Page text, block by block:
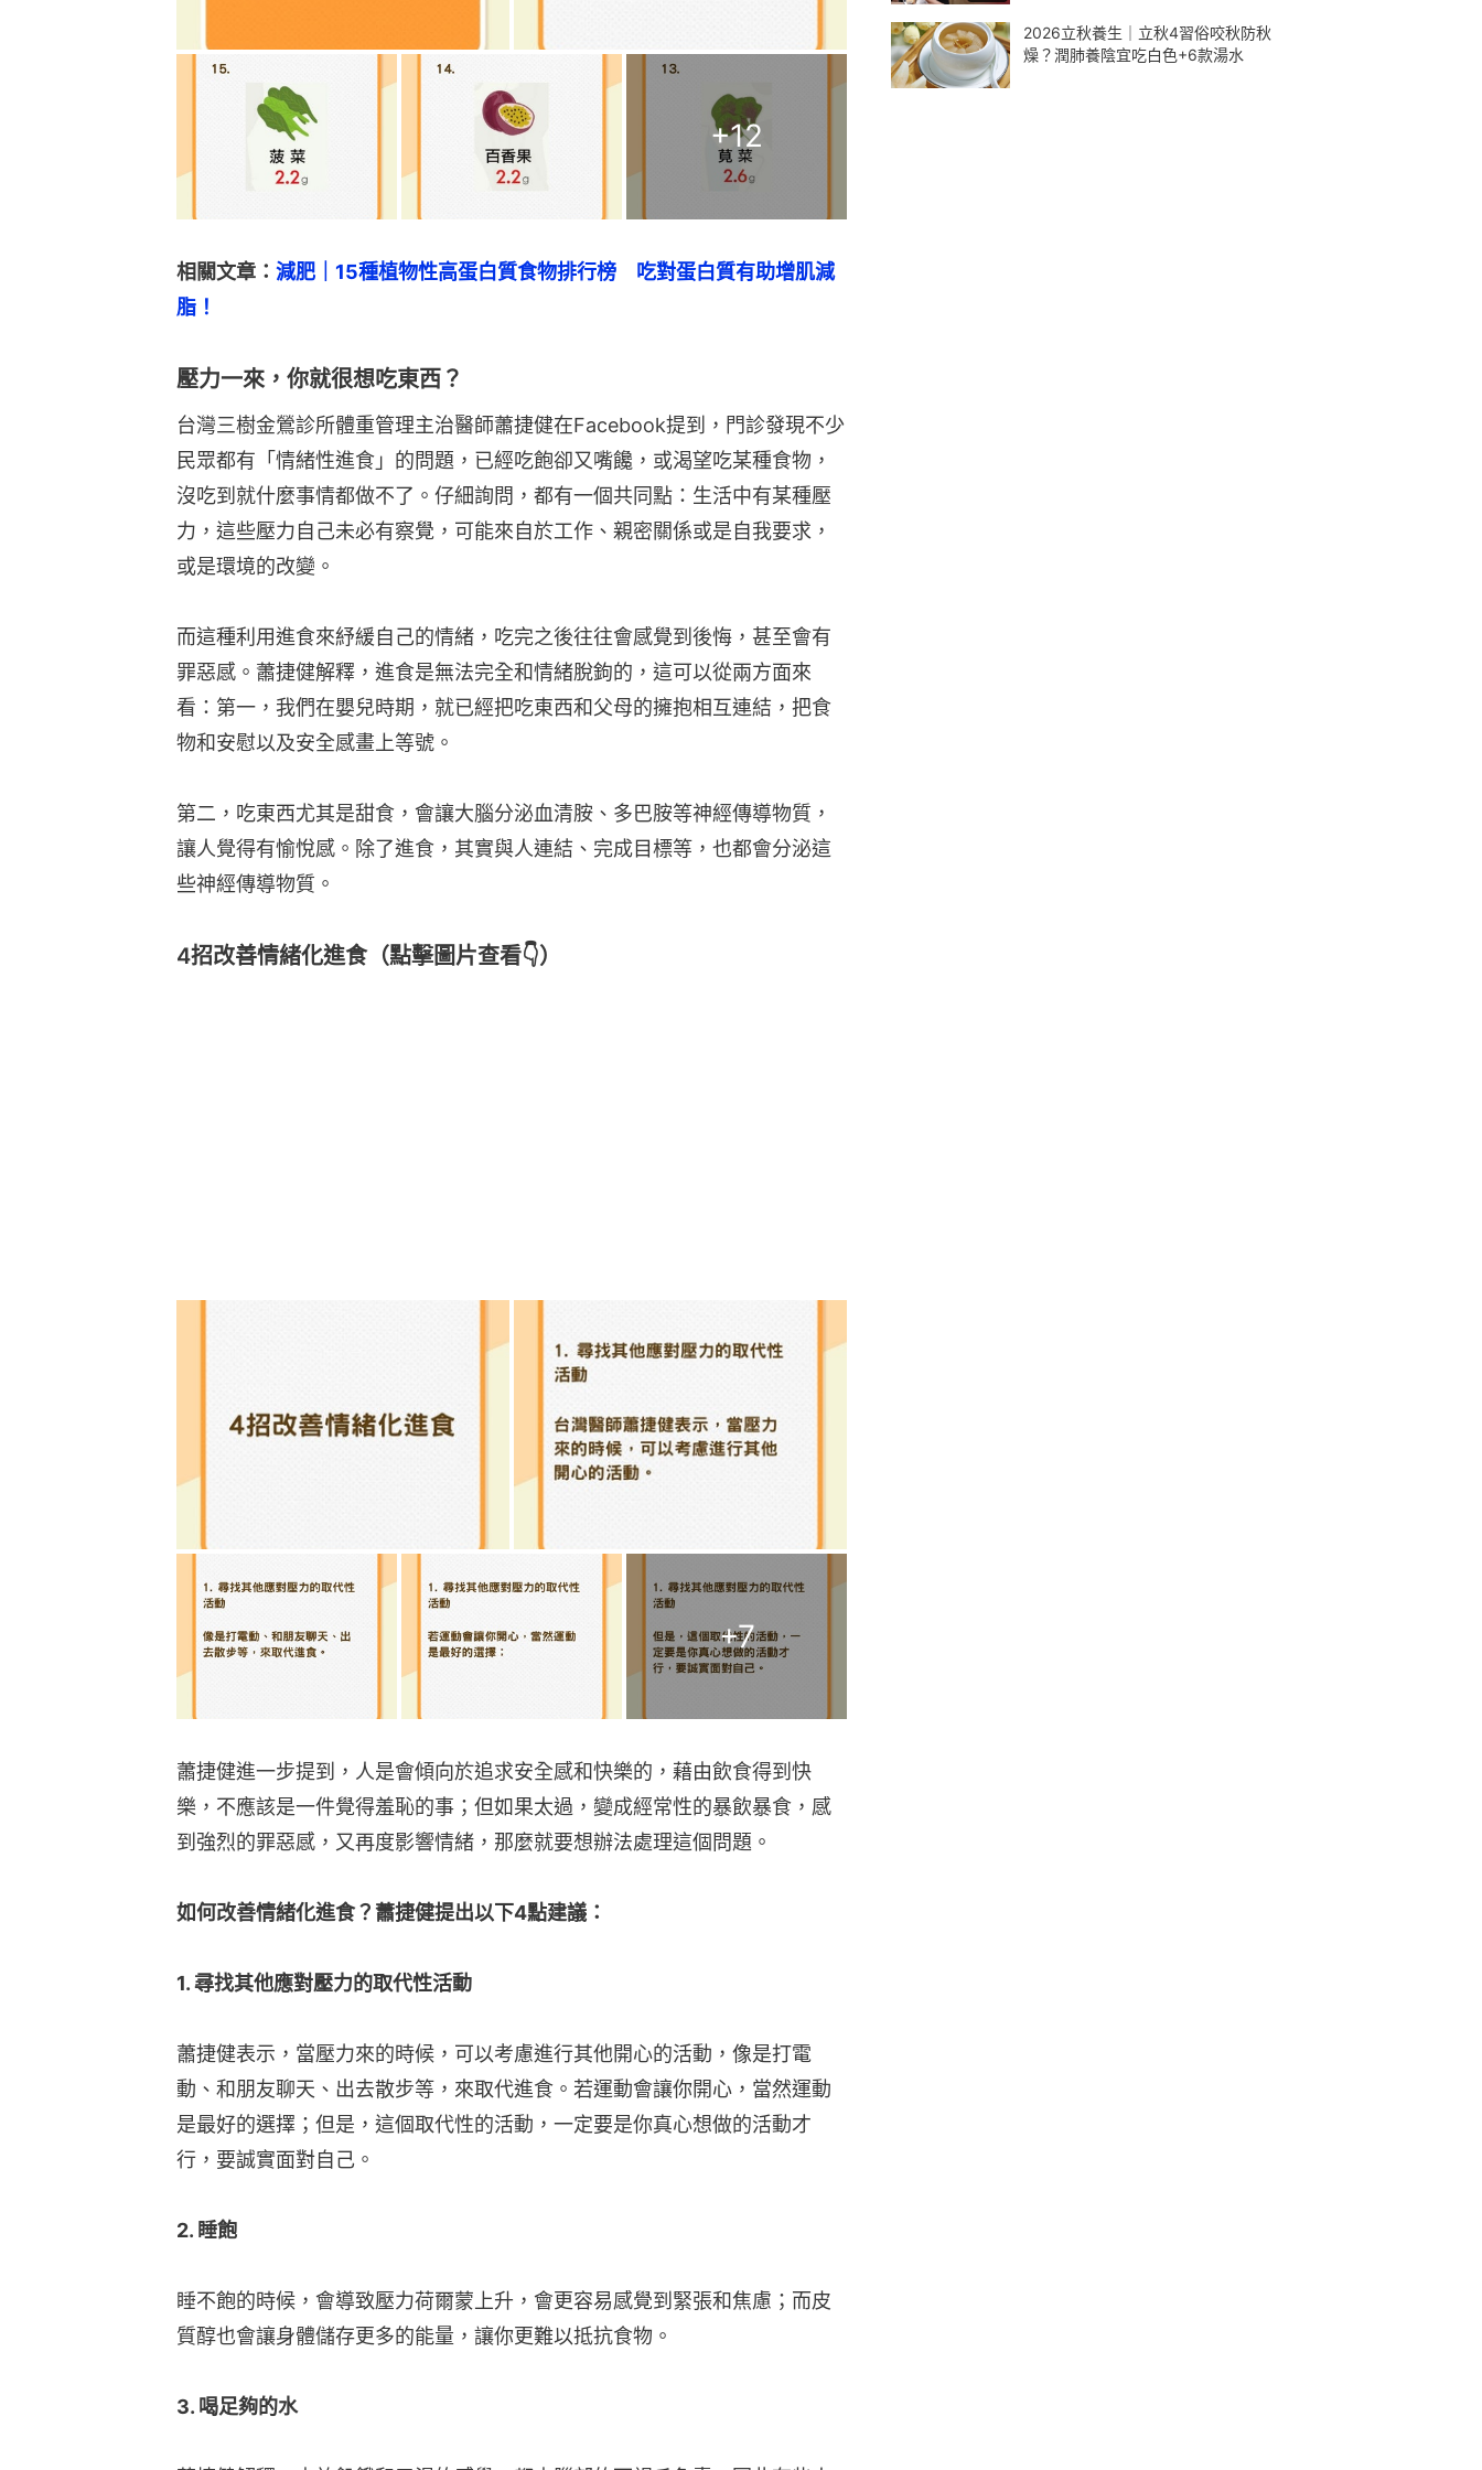
+12
相關文章： 減肥｜15種植物性高蛋白質食物排行榜　吃對蛋白質有助增肌減
脂！
壓力一來，你就很想吃東西？
台灣三樹金鶯診所體重管理主治醫師蕭捷健在Facebook提到，門診發現不少
民眾都有「情緒性進食」的問題，已經吃飽卻又嘴饞，或渴望吃某種食物，
沒吃到就什麼事情都做不了。仔細詢問，都有一個共同點：生活中有某種壓
力，這些壓力自己未必有察覺，可能來自於工作、親密關係或是自我要求，
或是環境的改變。
而這種利用進食來紓緩自己的情緒，吃完之後往往會感覺到後悔，甚至會有
罪惡感。蕭捷健解釋，進食是無法完全和情緒脫鉤的，這可以從兩方面來
看：第一，我們在嬰兒時期，就已經把吃東西和父母的擁抱相互連結，把食
物和安慰以及安全感畫上等號。
第二，吃東西尤其是甜食，會讓大腦分泌血清胺、多巴胺等神經傳導物質，
讓人覺得有愉悅感。除了進食，其實與人連結、完成目標等，也都會分泌這
些神經傳導物質。
4招改善情緒化進食（點擊圖片查看👇）
+7
蕭捷健進一步提到，人是會傾向於追求安全感和快樂的，藉由飲食得到快
樂，不應該是一件覺得羞恥的事；但如果太過，變成經常性的暴飲暴食，感
到強烈的罪惡感，又再度影響情緒，那麼就要想辦法處理這個問題。
如何改善情緒化進食？蕭捷健提出以下4點建議：
1. 尋找其他應對壓力的取代性活動
蕭捷健表示，當壓力來的時候，可以考慮進行其他開心的活動，像是打電
動、和朋友聊天、出去散步等，來取代進食。若運動會讓你開心，當然運動
是最好的選擇；但是，這個取代性的活動，一定要是你真心想做的活動才
行，要誠實面對自己。
2. 睡飽
睡不飽的時候，會導致壓力荷爾蒙上升，會更容易感覺到緊張和焦慮；而皮
質醇也會讓身體儲存更多的能量，讓你更難以抵抗食物。
3. 喝足夠的水
2026立秋養生｜立秋4習俗咬秋防秋
燥？潤肺養陰宜吃白色+6款湯水